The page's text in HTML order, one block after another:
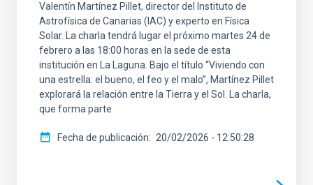
Valentín Martínez Pillet, director del Instituto de
Astrofísica de Canarias (IAC) y experto en Física
Solar. La charla tendrá lugar el próximo martes 24 de
febrero a las 18:00 horas en la sede de esta
institución en La Laguna. Bajo el título “Viviendo con
una estrella: el bueno, el feo y el malo”, Martínez Pillet
explorará la relación entre la Tierra y el Sol. La charla,
que forma parte
Fecha de publicación 20/02/2026 - 12:50:28